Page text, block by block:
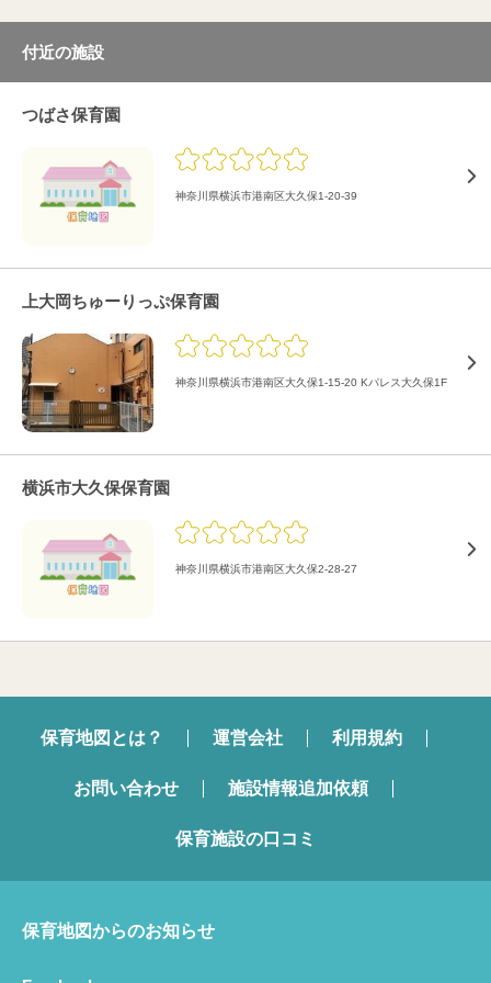
付近の施設
つばさ保育園
神奈川県横浜市港南区大久保1-20-39
上大岡ちゅーりっぷ保育園
神奈川県横浜市港南区大久保1-15-20 Kパレス大久保1F
横浜市大久保保育園
神奈川県横浜市港南区大久保2-28-27
保育地図とは？ 運営会社 利用規約
お問い合わせ 施設情報追加依頼
保育施設の口コミ
保育地図からのお知らせ